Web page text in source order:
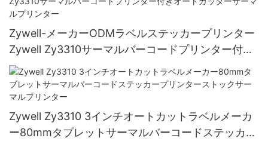
Zywell-メーカーODMラベルステッカープリンター
Zywell Zy3310サーマルバーコードプリンター付き
オートカッターサーマルプリンター
Zywell Zy3310 3インチオートカットラベルメーカ
ー80mmタブレットサーマルバーコードステッカー